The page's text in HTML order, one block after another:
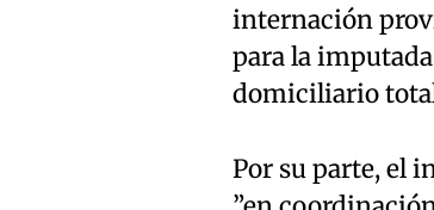
internación
para la
domiciliario
Por su parte, el